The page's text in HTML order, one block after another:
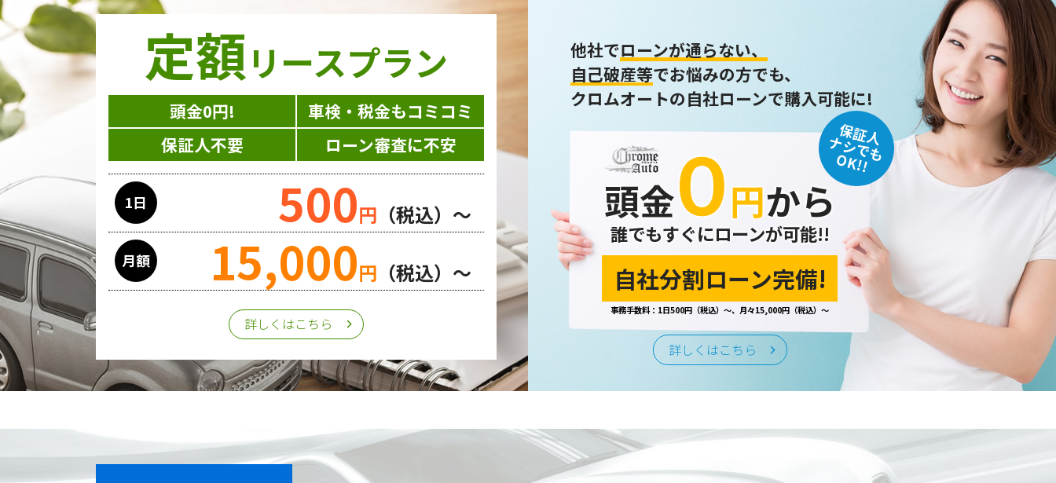
定額リースプラン
頭金0円!
車検・税金もコミコミ
保証人不要
ローン審査に不安
1日 500円 （税込）～
月額 15,000円 （税込）～
詳しくはこちら
他社でローンが通らない、
自己破産等でお悩みの方でも、
クロムオートの自社ローンで購入可能に!
保証人
ナシでも
OK!!
頭金０円から
誰でもすぐにローンが可能!!
自社分割ローン完備!
事務手数料：1日500円（税込）～、月々15,000円（税込）～
詳しくはこちら